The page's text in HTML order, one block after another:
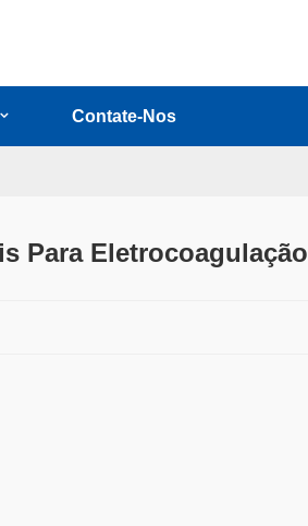
Contate-Nos
​​para Eletrocoagulação